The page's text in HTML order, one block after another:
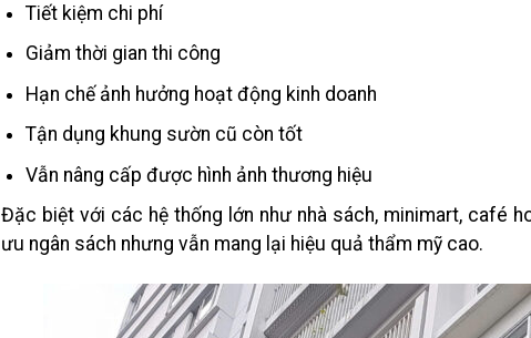
Tiết kiệm chi phí
Giảm thời gian thi công
Hạn chế ảnh hưởng hoạt động kinh doanh
Tận dụng khung sườn cũ còn tốt
Vẫn nâng cấp được hình ảnh thương hiệu
Đặc biệt với các hệ thống lớn như nhà sách, minimart, café
ưu ngân sách nhưng vẫn mang lại hiệu quả thẩm mỹ cao.